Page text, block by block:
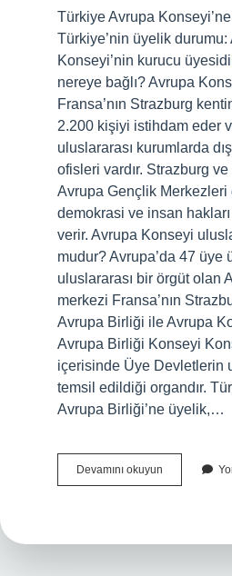
Türkiye Avrupa
Türkiye’nin üyelik durumu:
Konseyi’nin kurucu
nereye bağlı? Avrupa
Fransa’nın Strazburg
2.200 kişiyi istihdam eder
uluslararası kurumlarda
ofisleri vardır. Strazburg
Avrupa Gençlik Merkezleri
demokrasi ve insan
verir. Avrupa Konseyi
mudur? Avrupa’da 47 üye
uluslararası bir örgüt olan
merkezi Fransa’nın
Avrupa Birliği ile Avrupa
Avrupa Birliği Konseyi
içerisinde Üye Devletlerin
temsil edildiği organdır.
Avrupa Birliği’ne üyelik,…
Devamını okuyun
Konseyine